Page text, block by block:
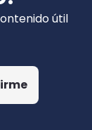
fondos
de otras
útil